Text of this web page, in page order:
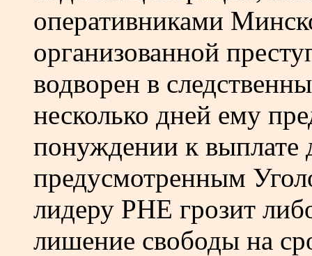
оперативниками
организованной
водворен в
несколько дней ему
понуждении к выплате
предусмотренным
лидеру РНЕ грозит
лишение свободы на